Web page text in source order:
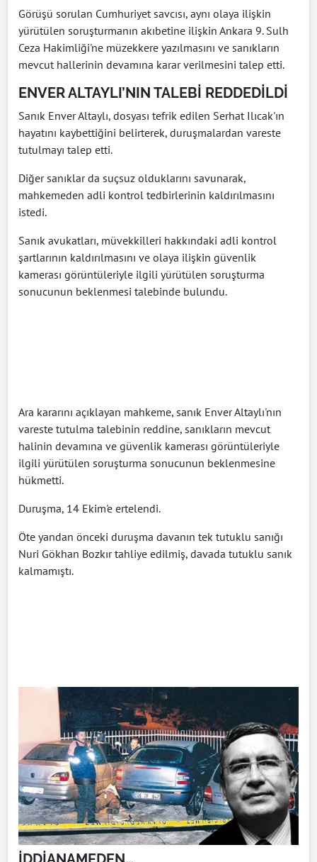
Görüşü sorulan Cumhuriyet savcısı, aynı olaya ilişkin
yürütülen soruşturmanın akıbetine ilişkin Ankara 9. Sulh
Ceza Hakimliği'ne müzekkere yazılmasını ve sanıkların
mevcut hallerinin devamına karar verilmesini talep etti.
ENVER ALTAYLI’NIN TALEBİ REDDEDİLDİ
Sanık Enver Altaylı, dosyası tefrik edilen Serhat Ilıcak'ın
hayatını kaybettiğini belirterek, duruşmalardan vareste
tutulmayı talep etti.
Diğer sanıklar da suçsuz olduklarını savunarak,
mahkemeden adli kontrol tedbirlerinin kaldırılmasını
istedi.
Sanık avukatları, müvekkilleri hakkındaki adli kontrol
şartlarının kaldırılmasını ve olaya ilişkin güvenlik
kamerası görüntüleriyle ilgili yürütülen soruşturma
sonucunun beklenmesi talebinde bulundu.
Ara kararını açıklayan mahkeme, sanık Enver Altaylı'nın
vareste tutulma talebinin reddine, sanıkların mevcut
halinin devamına ve güvenlik kamerası görüntüleriyle
ilgili yürütülen soruşturma sonucunun beklenmesine
hükmetti.
Duruşma, 14 Ekim'e ertelendi.
Öte yandan önceki duruşma davanın tek tutuklu sanığı
Nuri Gökhan Bozkır tahliye edilmiş, davada tutuklu sanık
kalmamıştı.